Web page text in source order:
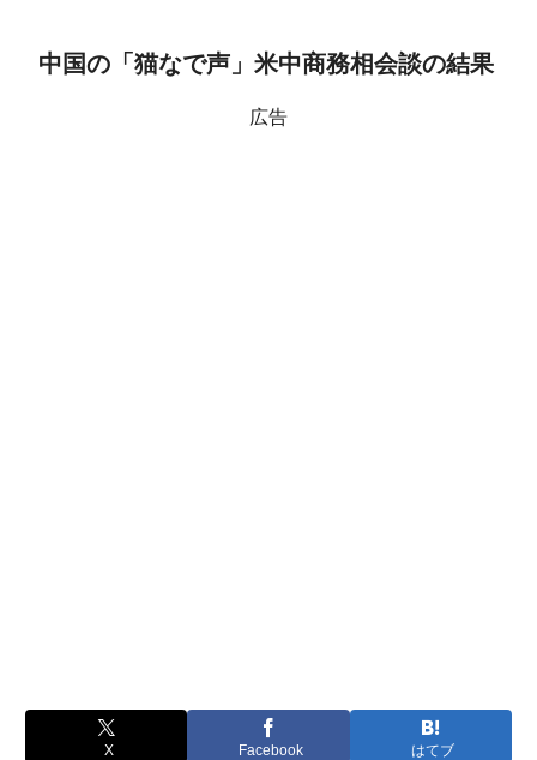
中国の「猫なで声」米中商務相会談の結果
広告
X Facebook はてブ